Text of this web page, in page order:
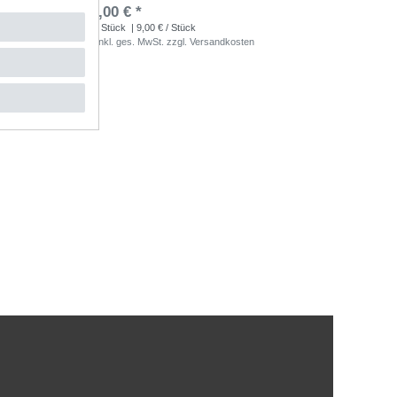
€ * 9,00 € *
Stück
| 9,00 € / Stück
inkl. ges. MwSt. zzgl.Versandkosten